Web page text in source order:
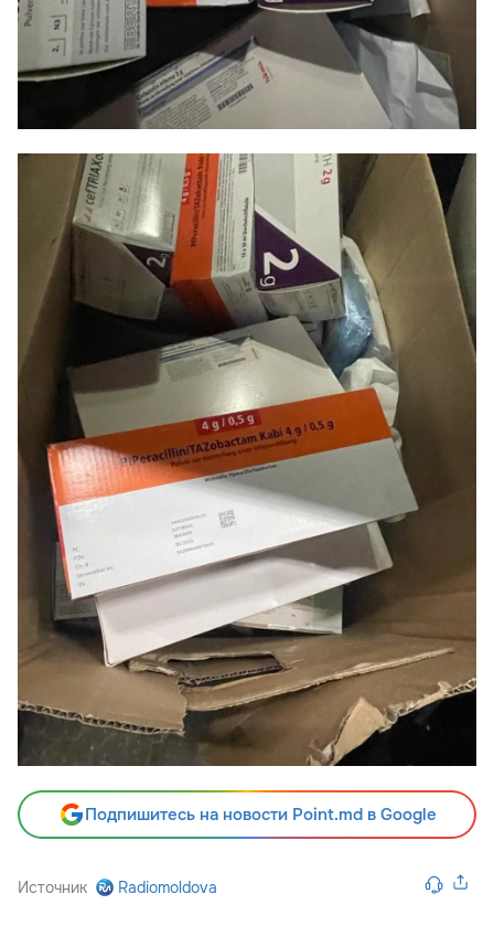
Подпишитесь на новости Point.md в Google
Источник Radiomoldova